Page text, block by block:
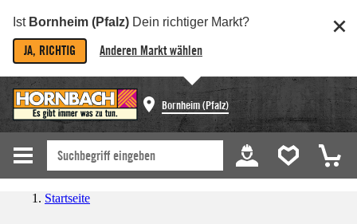
Ist Bornheim (Pfalz) Dein richtiger Markt?
JA, RICHTIG Anderen Markt wählen
Bornheim (Pfalz)
Startseite